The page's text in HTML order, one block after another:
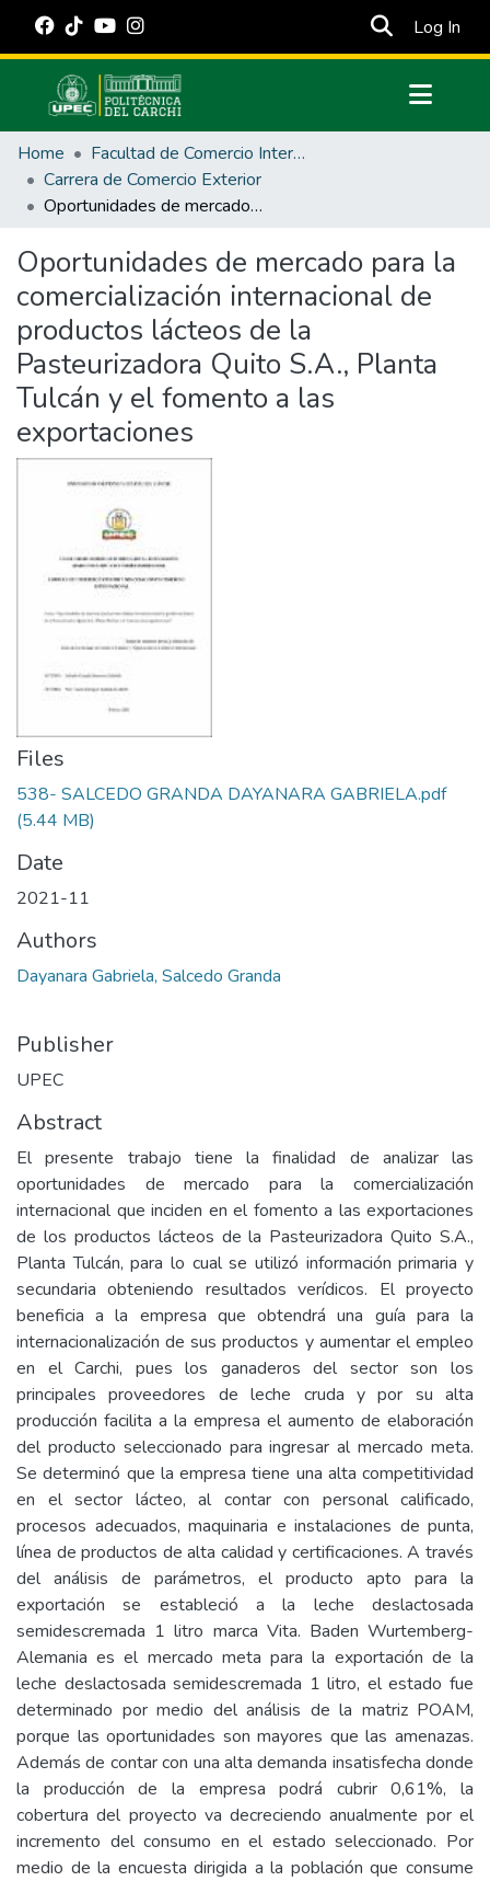
Log In
Communities & Collections
All of DSpace
Statistics
Estadísticas Externas
Manuales
Home
Facultad de Comercio Internacional, Integración, Administración y Economía Empresarial
Carrera de Comercio Exterior
Oportunidades de mercado para la comercialización internacional de productos lácteos de la Pasteurizadora Quito S.A., Planta Tulcán y el fomento a las exportaciones
Oportunidades de mercado para la
comercialización internacional de
productos lácteos de la
Pasteurizadora Quito S.A., Planta
Tulcán y el fomento a las
exportaciones
Files
538- SALCEDO GRANDA DAYANARA GABRIELA.pdf
(5.44 MB)
Date
2021-11
Authors
Dayanara Gabriela, Salcedo Granda
Publisher
UPEC
Abstract
El presente trabajo tiene la finalidad de analizar las
oportunidades de mercado para la comercialización
internacional que inciden en el fomento a las exportaciones
de los productos lácteos de la Pasteurizadora Quito S.A.,
Planta Tulcán, para lo cual se utilizó información primaria y
secundaria obteniendo resultados verídicos. El proyecto
beneficia a la empresa que obtendrá una guía para la
internacionalización de sus productos y aumentar el empleo
en el Carchi, pues los ganaderos del sector son los
principales proveedores de leche cruda y por su alta
producción facilita a la empresa el aumento de elaboración
del producto seleccionado para ingresar al mercado meta.
Se determinó que la empresa tiene una alta competitividad
en el sector lácteo, al contar con personal calificado,
procesos adecuados, maquinaria e instalaciones de punta,
línea de productos de alta calidad y certificaciones. A través
del análisis de parámetros, el producto apto para la
exportación se estableció a la leche deslactosada
semidescremada 1 litro marca Vita. Baden Wurtemberg-
Alemania es el mercado meta para la exportación de la
leche deslactosada semidescremada 1 litro, el estado fue
determinado por medio del análisis de la matriz POAM,
porque las oportunidades son mayores que las amenazas.
Además de contar con una alta demanda insatisfecha donde
la producción de la empresa podrá cubrir 0,61%, la
cobertura del proyecto va decreciendo anualmente por el
incremento del consumo en el estado seleccionado. Por
medio de la encuesta dirigida a la población que consume